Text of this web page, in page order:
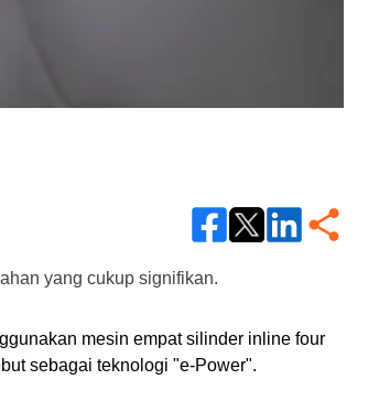
yang cukup signifikan.
mesin empat silinder inline four
sebagai teknologi "e-Power".